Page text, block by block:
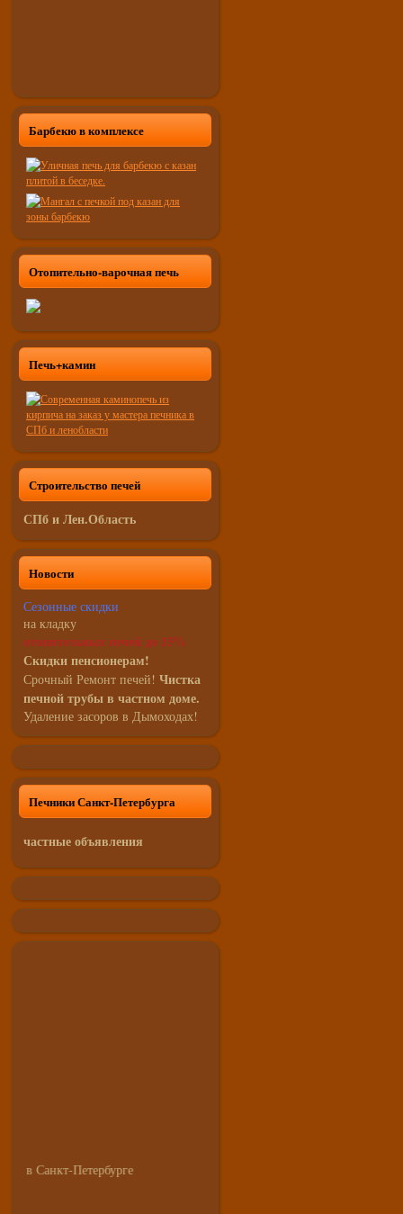
Барбекю в комплексе
Отопительно-варочная печь
Печь+камин
Строительство печей
СПб и Лен.Область
Новости
Сезонные скидки
на кладку
отопительных печей до 15%
Скидки пенсионерам!
Срочный Ремонт печей! Чистка
печной трубы в частном доме.
Удаление засоров в Дымоходах!
Печники Санкт-Петербурга
частные объявления